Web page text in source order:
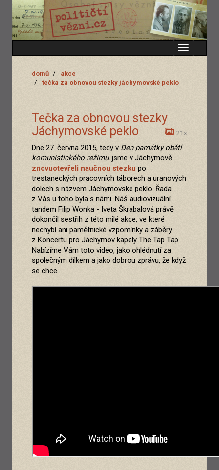
Zobrazit
domů
akce
tečka za obnovou stezky jáchymovské peklo
Tečka za obnovou stezky
Jáchymovské peklo
21x
Dne 27. června 2015, tedy v Den památky obětí
komunistického režimu, jsme v Jáchymově
znovuotevřeli naučnou stezku po
trestaneckých pracovních táborech a uranových
dolech s názvem Jáchymovské peklo. Řada
z Vás u toho byla s námi. Náš audiovizuální
tandem Filip Wonka - Iveta Škrabalová právě
dokončil sestřih z této milé akce, ve které
nechybí ani pamětnické vzpomínky a záběry
z Koncertu pro Jáchymov kapely The Tap Tap.
Nabízíme Vám toto video, jako ohlédnutí za
společným dílkem a jako dobrou zprávu, že když
se chce…